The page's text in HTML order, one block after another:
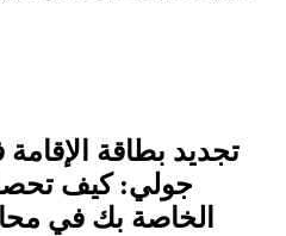
تجديد بطاقة
جولي: كيف
الخاصة بك في